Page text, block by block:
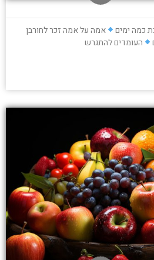
כמה ימים
אמה על אמה זכר לחורבן
העומדים להתגרש